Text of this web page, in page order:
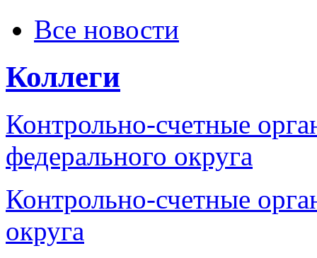
Все новости
Коллеги
Контрольно-счетные
федерального округа
Контрольно-счетные
округа